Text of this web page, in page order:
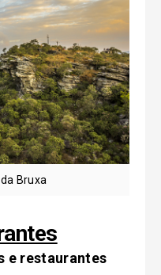
Bruxa
e restaurantes